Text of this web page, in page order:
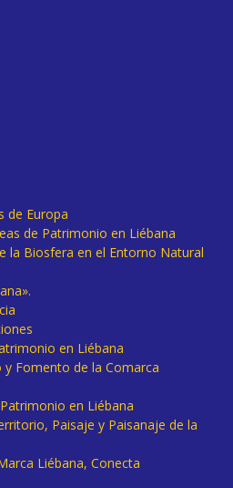
de Europa
de Patrimonio en Liébana
la Biosfera en el Entorno Natural
en Liébana
Fomento de la Comarca
en Liébana
Paisaje y Paisanaje de la
Liébana, Conecta